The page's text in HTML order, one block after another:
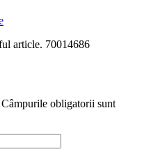
article. 70014686
Câmpurile obligatorii sunt